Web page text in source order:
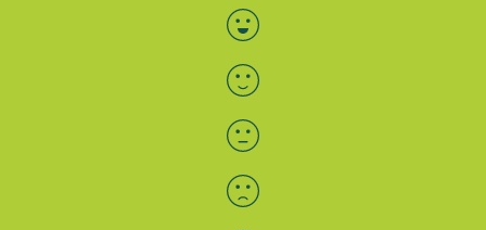
Bewertung auswählen